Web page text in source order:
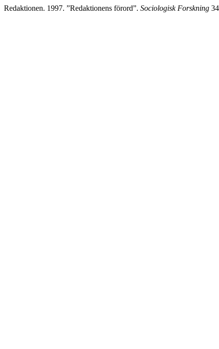
Redaktionen. 1997. ”Redaktionens förord”. Sociologisk Forskning